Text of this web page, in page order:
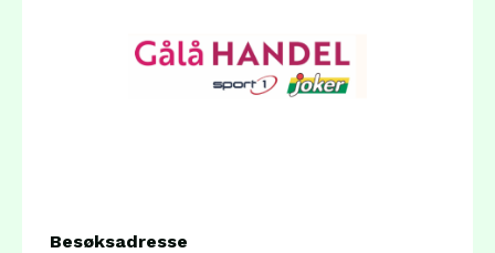
Besøksadresse